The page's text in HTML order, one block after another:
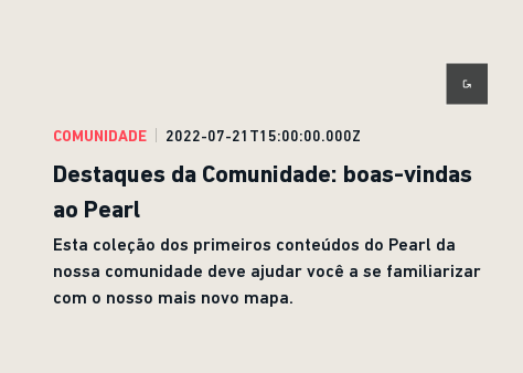
COMUNIDADE 2022-07-21T15:00:00.000Z
Destaques da Comunidade: boas-vindas
ao Pearl
Esta coleção dos primeiros conteúdos do Pearl da
nossa comunidade deve ajudar você a se familiarizar
com o nosso mais novo mapa.